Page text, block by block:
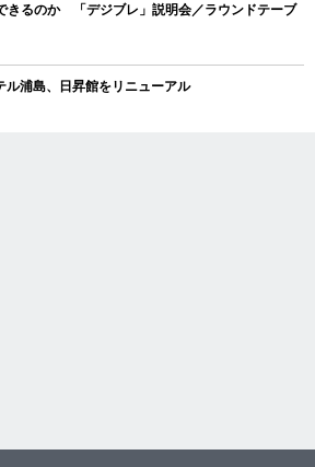
きるのか 「デジブレ」説明会／ラウンドテーブ
浦島、日昇館をリニューアル